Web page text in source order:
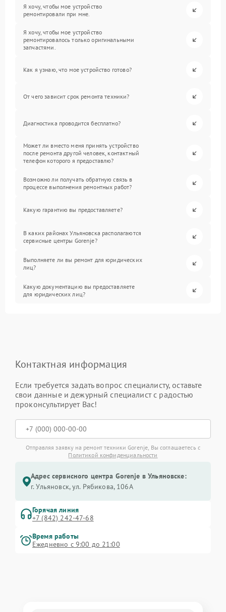
Я хочу, чтобы мое устройство
ремонтировали при мне.
Я хочу, чтобы мое устройство
ремонтировалось только оригинальными
запчастями.
Как я узнаю, что мое устройство готово?
От чего зависит срок ремонта техники?
Диагностика проводится бесплатно?
Может ли вместо меня принять устройство
после ремонта другой человек, контактный
телефон которого я предоставлю?
Возможно ли получать обратную связь в
процессе выполнения ремонтных работ?
Какую гарантию вы предоставляете?
В каких районах Ульяновска располагаются
сервисные центры Gorenje?
Выполняете ли вы ремонт для юридических
лиц?
Какую документацию вы предоставляете
для юридических лиц?
Контактная информация
Если требуется задать вопрос специалисту, оставьте
свои данные и дежурный специалист с радостью
проконсультирует Вас!
Отправляя заявку на ремонт техники Gorenje, Вы соглашаетесь с
Политикой конфиденциальности
Адрес сервисного центра Gorenje в Ульяновске:
г. Ульяновск, ул. Рябикова, 106А
Горячая линия
+7 (842) 242-47-68
Время работы
Ежедневно с 9:00 до 21:00